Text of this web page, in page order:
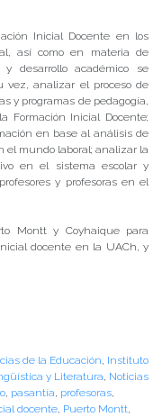
Inicial Docente en los
así como en materia de
desarrollo académico se
vez, analizar el proceso de
y programas de pedagogía,
Formación Inicial Docente;
en base al análisis de
el mundo laboral; analizar la
en el sistema escolar y
y profesoras en el
Montt y Coyhaique para
docente en la UACh, y
de la Educación, Instituto
y Literatura, Noticias
, pasantía, profesoras,
docente, Puerto Montt,